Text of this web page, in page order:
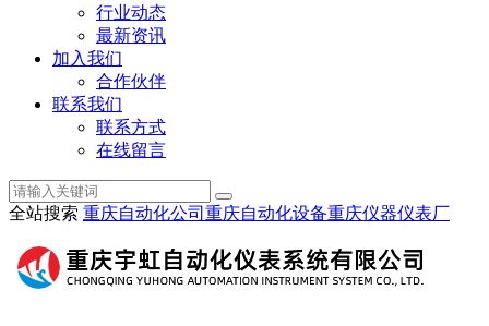
行业动态
最新资讯
加入我们
合作伙伴
联系我们
联系方式
在线留言
全站搜索 重庆自动化公司 重庆自动化设备重庆仪器仪表厂